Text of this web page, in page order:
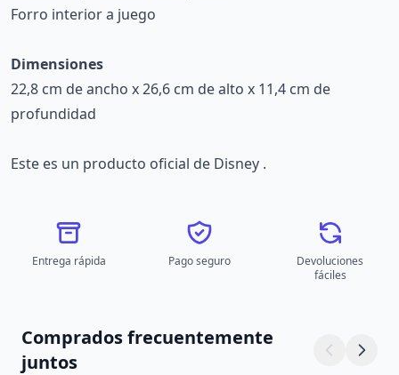
Forro interior a juego
Dimensiones
22,8 cm de ancho x 26,6 cm de alto x 11,4 cm de
profundidad
Este es un producto oficial de Disney .
Entrega rápida Pago seguro
Devoluciones
fáciles
Comprados frecuentemente
juntos